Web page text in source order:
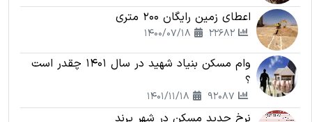
اعطای زمین رایگان 200 متری
وام مسکن بنیاد شهید در سال 1401 چقدر است
؟
نرخ جدید مسکن در شهر پرند